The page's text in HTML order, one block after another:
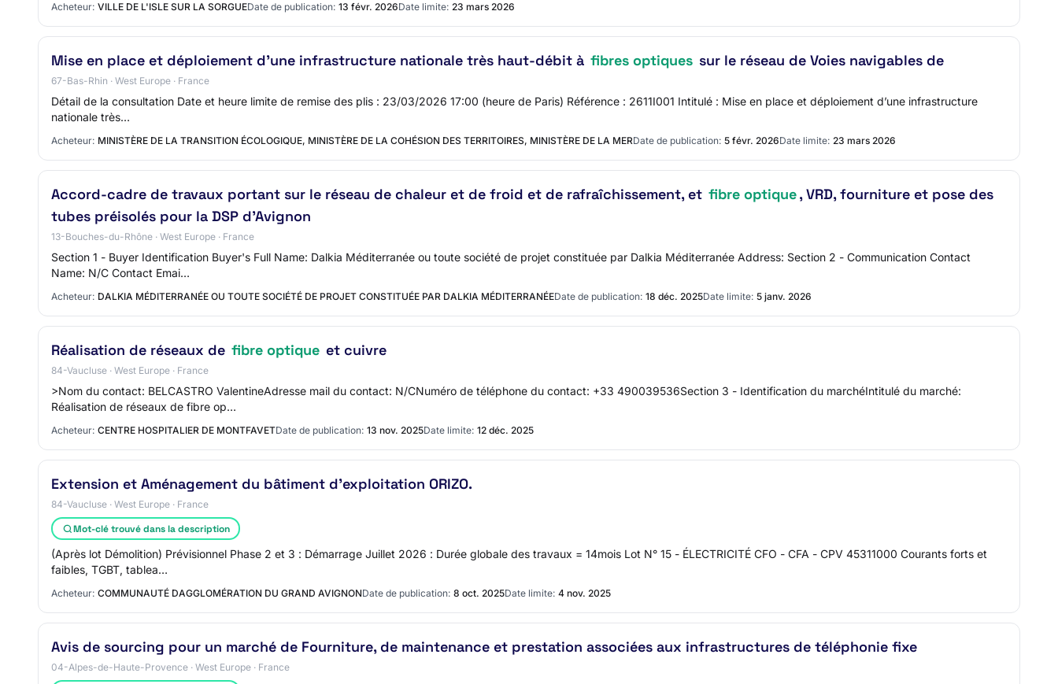
Acheteur: VILLE DE L'ISLE SUR LA SORGUEDate de publication: 13 févr. 2026Date limite: 23 mars 2026
Mise en place et déploiement d’une infrastructure nationale très haut-débit à fibres optiques sur le réseau de Voies navigables de
67-Bas-Rhin · West Europe · France
Détail de la consultation Date et heure limite de remise des plis : 23/03/2026 17:00 (heure de Paris) Référence : 2611I001 Intitulé : Mise en place et déploiement d’une infrastructure
nationale très…
Acheteur: MINISTÈRE DE LA TRANSITION ÉCOLOGIQUE, MINISTÈRE DE LA COHÉSION DES TERRITOIRES, MINISTÈRE DE LA MERDate de publication: 5 févr. 2026Date limite: 23 mars 2026
Accord-cadre de travaux portant sur le réseau de chaleur et de froid et de rafraîchissement, et fibre optique, VRD, fourniture et pose des
tubes préisolés pour la DSP d'Avignon
13-Bouches-du-Rhône · West Europe · France
Section 1 - Buyer Identification Buyer's Full Name: Dalkia Méditerranée ou toute société de projet constituée par Dalkia Méditerranée Address: Section 2 - Communication Contact
Name: N/C Contact Emai…
Acheteur: DALKIA MÉDITERRANÉE OU TOUTE SOCIÉTÉ DE PROJET CONSTITUÉE PAR DALKIA MÉDITERRANÉEDate de publication: 18 déc. 2025Date limite: 5 janv. 2026
Réalisation de réseaux de fibre optique et cuivre
84-Vaucluse · West Europe · France
>Nom du contact: BELCASTRO ValentineAdresse mail du contact: N/CNuméro de téléphone du contact: +33 490039536Section 3 - Identification du marchéIntitulé du marché:
Réalisation de réseaux de fibre op…
Acheteur: CENTRE HOSPITALIER DE MONTFAVETDate de publication: 13 nov. 2025Date limite: 12 déc. 2025
Extension et Aménagement du bâtiment d'exploitation ORIZO.
84-Vaucluse · West Europe · France
Mot-clé trouvé dans la description
(Après lot Démolition) Prévisionnel Phase 2 et 3 : Démarrage Juillet 2026 : Durée globale des travaux = 14mois Lot N° 15 - ÉLECTRICITÉ CFO - CFA - CPV 45311000 Courants forts et
faibles, TGBT, tablea…
Acheteur: COMMUNAUTÉ DAGGLOMÉRATION DU GRAND AVIGNONDate de publication: 8 oct. 2025Date limite: 4 nov. 2025
Avis de sourcing pour un marché de Fourniture, de maintenance et prestation associées aux infrastructures de téléphonie fixe
04-Alpes-de-Haute-Provence · West Europe · France